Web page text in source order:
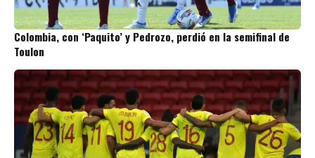
Colombia, con ‘Paquito’ y Pedrozo, perdió en la semifinal de
Toulon